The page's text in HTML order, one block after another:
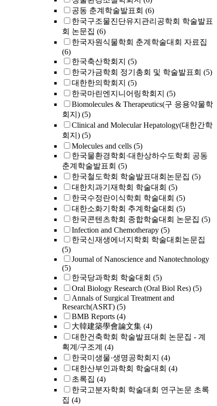
공동 춘계학술발표회 (6)
한국구조물진단유지관리공학회 학술발표
회 논문집 (6)
한국자원식물학회 춘계학술대회 자료집
(6)
한국축산학회지 (5)
한국가금학회 정기총회 및 학술발표회 (5)
대한한의학회지 (5)
한국마린엔지니어링학회지 (5)
Biomolecules & Therapeutics(구 응용약물학
회지) (5)
Clinical and Molecular Hepatology(대한간학
회지) (5)
Molecules and cells (5)
한국물환경학회·대한상하수도학회 공동
춘계학술발표회 (5)
한국철도학회 학술발표대회논문집 (5)
대한치과기재학회 학술대회 (5)
한국수정란이식학회 학술대회 (5)
대한소화기학회 추계학술대회 (5)
한국콘텐츠학회 종합학술대회 논문집 (5)
Infection and Chemotherapy (5)
한국신재생에너지학회 학술대회논문집
(5)
Journal of Nanoscience and Nanotechnology
(5)
한국당과학회 학술대회 (5)
Oral Biology Research (Oral Biol Res) (5)
Annals of Surgical Treatment and
Research(ASRT) (5)
BMB Reports (4)
大韓建築學會論文集 (4)
대한건축학회 학술발표대회 논문집 - 계
획계/구조계 (4)
한국미생물·생명공학회지 (4)
대한산부인과학회 학술대회 (4)
초록집 (4)
한국고분자학회 학술대회 연구논문 초록
집 (4)